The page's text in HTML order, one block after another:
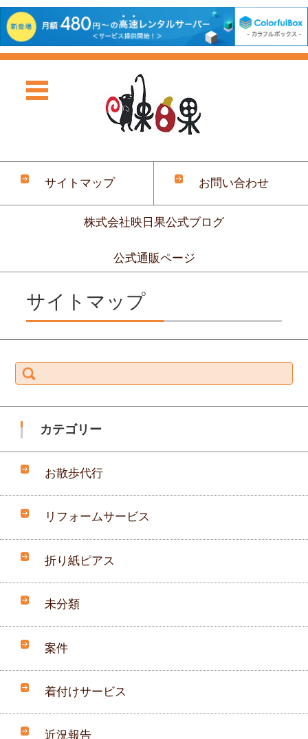
サイトマップ お問い合わせ
株式会社映日果公式ブログ
公式通販ページ
コンテンツに移動
サイトマップ
検
索:
カテゴリー
お散歩代行
リフォームサービス
折り紙ピアス
未分類
案件
着付けサービス
近況報告